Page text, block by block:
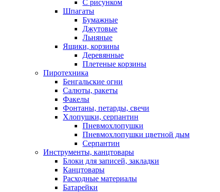
С рисунком
Шпагаты
Бумажные
Джутовые
Льняные
Ящики, корзины
Деревянные
Плетеные корзины
Пиротехника
Бенгальские огни
Салюты, ракеты
Факелы
Фонтаны, петарды, свечи
Хлопушки, серпантин
Пневмохлопушки
Пневмохлопушки цветной дым
Серпантин
Инструменты, канцтовары
Блоки для записей, закладки
Канцтовары
Расходные материалы
Батарейки